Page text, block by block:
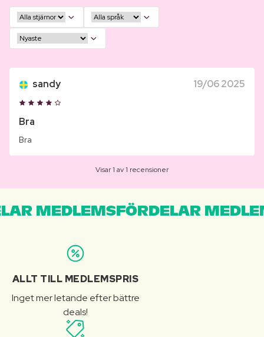
sandy 19/06 2025
Bra
Bra
Visar 1 av 1 recensioner
MEDLEMSFÖRDELAR
ALLT TILL MEDLEMSPRIS
Inget mer letande efter bättre
deals!